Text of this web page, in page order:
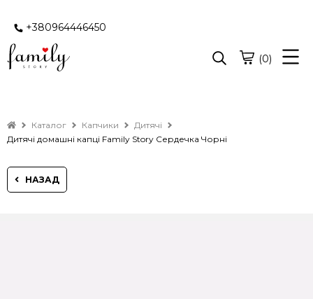
+380964446450
(0)
Каталог Капчики
Дитячі
Дитячі домашні капці Family Story Сердечка Чорні
НАЗАД